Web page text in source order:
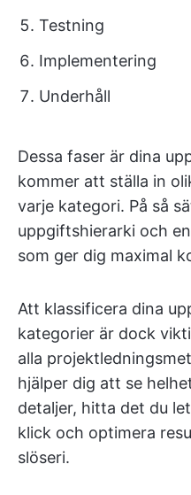
Testning
Implementering
Underhåll
Dessa faser är dina
kommer att ställa in
varje kategori. På så
uppgiftshierarki och
som ger dig maximal
Att klassificera dina
kategorier är dock
alla
hjälper dig att se
detaljer, hitta det du
klick och optimera
slöseri.